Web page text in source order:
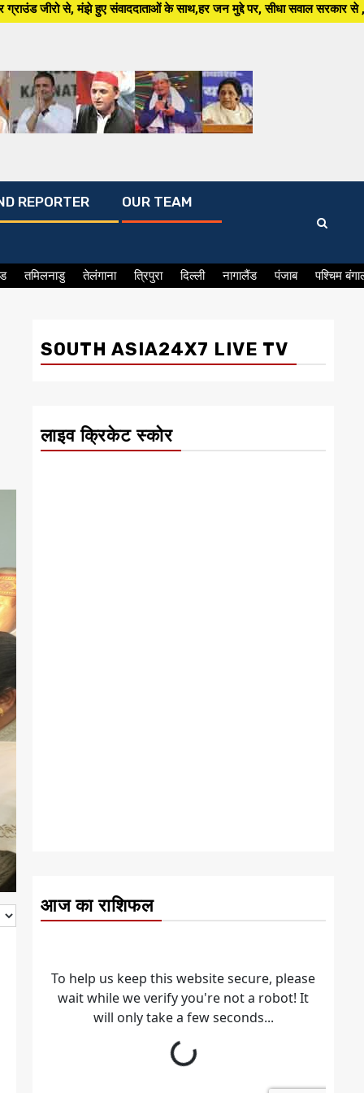
हुए संवाददाताओं के साथ,हर जन मुद्दे पर, सीधा सवाल सरकार से ,सिर्फ
REPORTER OUR TEAM
तमिलनाडु तेलंगाना त्रिपुरा दिल्ली नागालैंड पंजाब पश्चिम
SOUTH ASIA24X7 LIVE TV
लाइव क्रिकेट स्कोर
आज का राशिफल